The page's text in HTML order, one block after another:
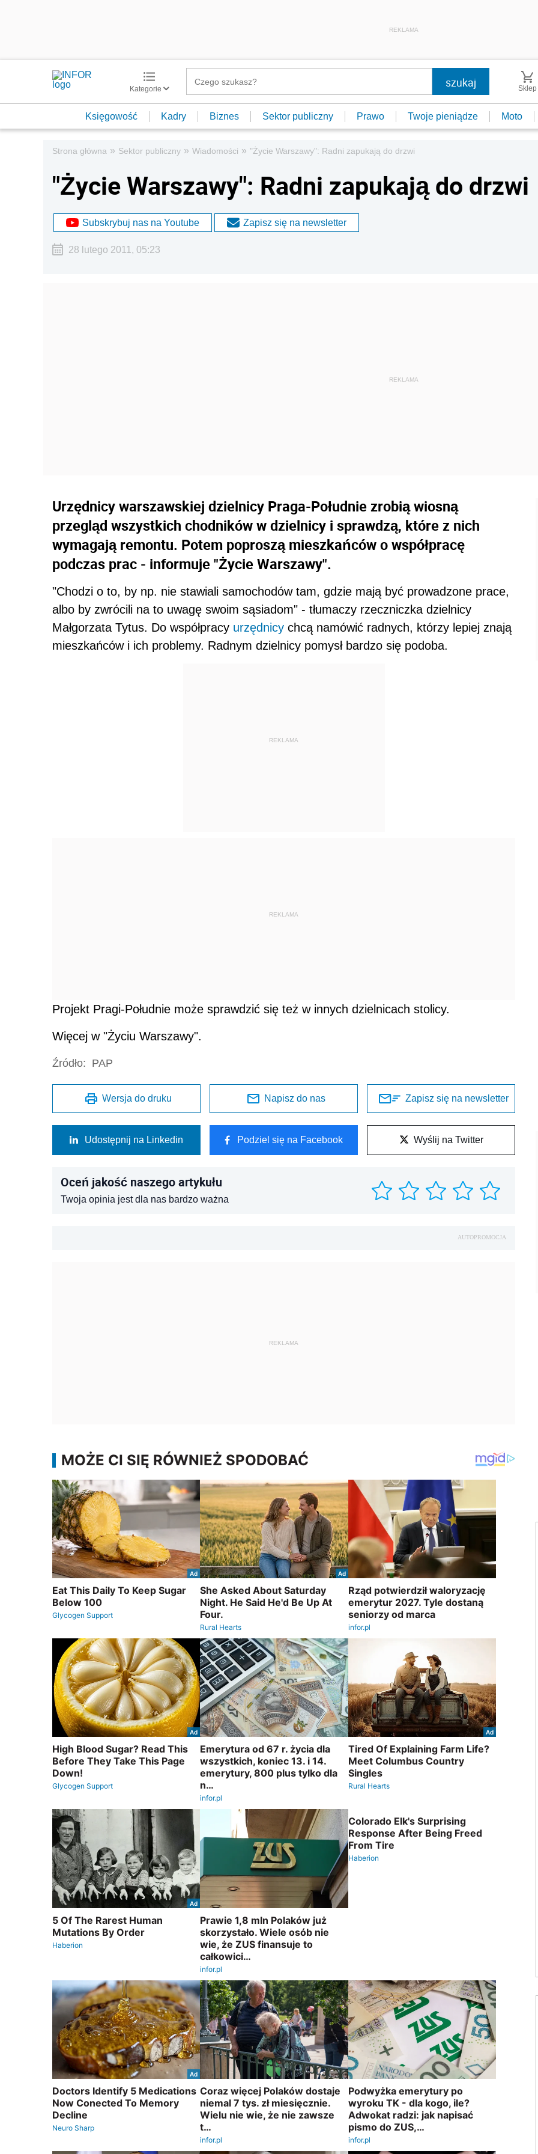
REKLAMA
Kategorie Sklep
Księgowość Kadry Biznes Sektor publiczny Prawo Twoje pieniądze Moto
Strona główna » Sektor publiczny » Wiadomości » "Życie Warszawy": Radni zapukają do drzwi
"Życie Warszawy": Radni zapukają do drzwi
Subskrybuj nas na Youtube Zapisz się na newsletter
28 lutego 2011, 05:23
Urzędnicy warszawskiej dzielnicy Praga-Południe zrobią wiosną
przegląd wszystkich chodników w dzielnicy i sprawdzą, które z nich
wymagają remontu. Potem poproszą mieszkańców o współpracę
podczas prac - informuje "Życie Warszawy".
"Chodzi o to, by np. nie stawiali samochodów tam, gdzie mają być prowadzone prace,
albo by zwrócili na to uwagę swoim sąsiadom" - tłumaczy rzeczniczka dzielnicy
Małgorzata Tytus. Do współpracy urzędnicy chcą namówić radnych, którzy lepiej znają
mieszkańców i ich problemy. Radnym dzielnicy pomysł bardzo się podoba.
REKLAMA
REKLAMA
Projekt Pragi-Południe może sprawdzić się też w innych dzielnicach stolicy.
Więcej w "Życiu Warszawy".
Źródło: PAP
Wersja do druku Napisz do nas Zapisz się na newsletter
Udostępnij na Linkedin Podziel się na Facebook Wyślij na Twitter
Oceń jakość naszego artykułu
Twoja opinia jest dla nas bardzo ważna
AUTOPROMOCJA
REKLAMA